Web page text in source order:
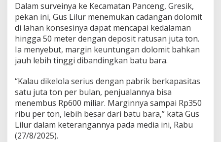
u
s
L
l
u
r
o
r
o
n
g
P
e
Dalam surveinya ke Kecamatan Panceng, Gresik,
pekan ini, Gus Lilur menemukan cadangan dolomit
di lahan konsesinya dapat mencapai kedalaman
hingga 50 meter dengan deposit ratusan juta ton.
Ia menyebut, margin keuntungan dolomit bahkan
jauh lebih tinggi dibandingkan batu bara.
“Kalau dikelola serius dengan pabrik berkapasitas
satu juta ton per bulan, penjualannya bisa
menembus Rp600 miliar. Marginnya sampai Rp350
ribu per ton, lebih besar dari batu bara,” kata Gus
Lilur dalam keterangannya pada media ini, Rabu
(27/8/2025).